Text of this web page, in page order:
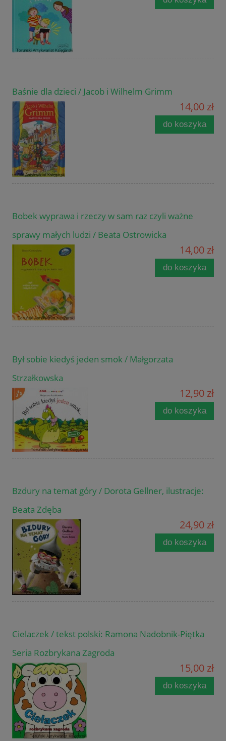
Baśnie dla dzieci / Jacob i Wilhelm Grimm
14,00 zł
do koszyka
Bobek wyprawa i rzeczy w sam raz czyli ważne
sprawy małych ludzi / Beata Ostrowicka
14,00 zł
do koszyka
Był sobie kiedyś jeden smok / Małgorzata
Strzałkowska
12,90 zł
do koszyka
Bzdury na temat góry / Dorota Gellner, ilustracje:
Beata Zdęba
24,90 zł
do koszyka
Cielaczek / tekst polski: Ramona Nadobnik-Piętka
Seria Rozbrykana Zagroda
15,00 zł
do koszyka